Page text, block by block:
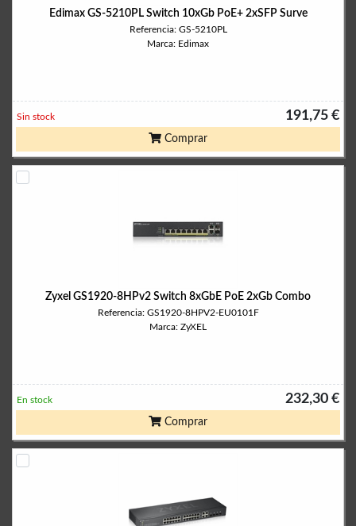
Edimax GS-5210PL Switch 10xGb PoE+ 2xSFP Surve
Referencia: GS-5210PL
Marca: Edimax
191,75 €
Sin stock
Comprar
Zyxel GS1920-8HPv2 Switch 8xGbE PoE 2xGb Combo
Referencia: GS1920-8HPV2-EU0101F
Marca: ZyXEL
232,30 €
En stock
Comprar